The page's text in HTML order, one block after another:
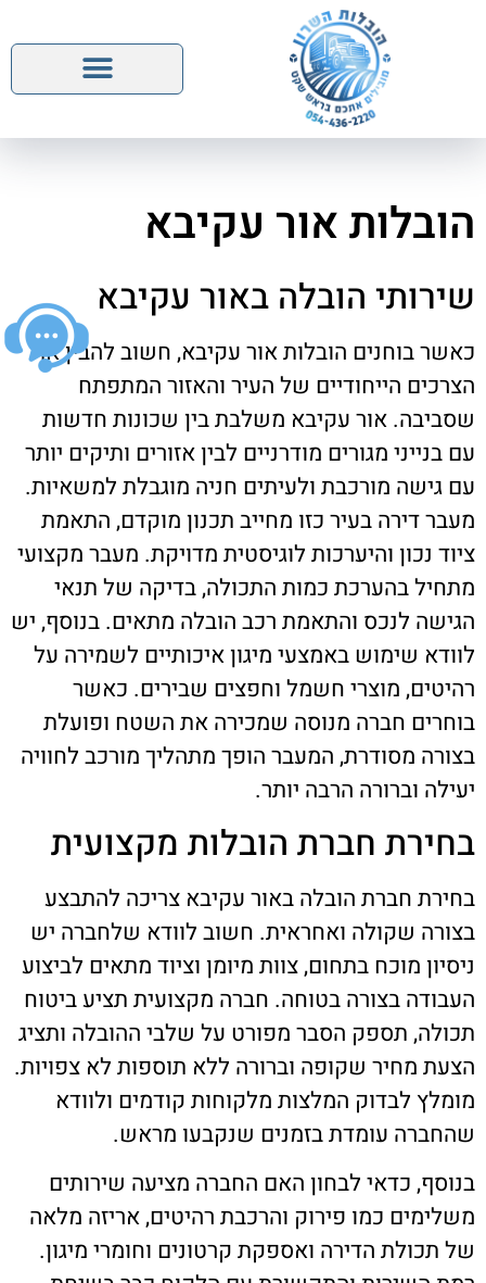
הובלות אור עקיבא
שירותי הובלה באור עקיבא
כאשר בוחנים הובלות אור עקיבא, חשוב להבין את
הצרכים הייחודיים של העיר והאזור המתפתח
שסביבה. אור עקיבא משלבת בין שכונות חדשות
עם בנייני מגורים מודרניים לבין אזורים ותיקים יותר
עם גישה מורכבת ולעיתים חניה מוגבלת למשאיות.
מעבר דירה בעיר כזו מחייב תכנון מוקדם, התאמת
ציוד נכון והיערכות לוגיסטית מדויקת. מעבר מקצועי
מתחיל בהערכת כמות התכולה, בדיקה של תנאי
הגישה לנכס והתאמת רכב הובלה מתאים. בנוסף, יש
לוודא שימוש באמצעי מיגון איכותיים לשמירה על
רהיטים, מוצרי חשמל וחפצים שבירים. כאשר
בוחרים חברה מנוסה שמכירה את השטח ופועלת
בצורה מסודרת, המעבר הופך מתהליך מורכב לחוויה
יעילה וברורה הרבה יותר.
בחירת חברת הובלות מקצועית
בחירת חברת הובלה באור עקיבא צריכה להתבצע
בצורה שקולה ואחראית. חשוב לוודא שלחברה יש
ניסיון מוכח בתחום, צוות מיומן וציוד מתאים לביצוע
העבודה בצורה בטוחה. חברה מקצועית תציע ביטוח
תכולה, תספק הסבר מפורט על שלבי ההובלה ותציג
הצעת מחיר שקופה וברורה ללא תוספות לא צפויות.
מומלץ לבדוק המלצות מלקוחות קודמים ולוודא
שהחברה עומדת בזמנים שנקבעו מראש.
בנוסף, כדאי לבחון האם החברה מציעה שירותים
משלימים כמו פירוק והרכבת רהיטים, אריזה מלאה
של תכולת הדירה ואספקת קרטונים וחומרי מיגון.